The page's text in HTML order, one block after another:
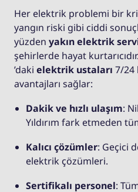
Her elektrik problemi bir
yangın riski gibi ciddi
yüzden yakın elektrik
şehirlerde hayat
’daki elektrik ustaları 7/24
avantajları sağlar:
Dakik ve hızlı ulaşım:
Yıldırım fark etmeden
Kalıcı çözümler: Geçici
elektrik çözümleri.
Sertifikalı personel: